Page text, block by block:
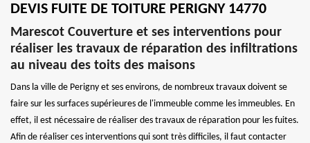
DEVIS FUITE DE TOITURE PERIGNY 14770
Marescot Couverture et ses interventions pour
réaliser les travaux de réparation des infiltrations
au niveau des toits des maisons
Dans la ville de Perigny et ses environs, de nombreux travaux doivent se
faire sur les surfaces supérieures de l'immeuble comme les immeubles. En
effet, il est nécessaire de réaliser des travaux de réparation pour les fuites.
Afin de réaliser ces interventions qui sont très difficiles, il faut contacter